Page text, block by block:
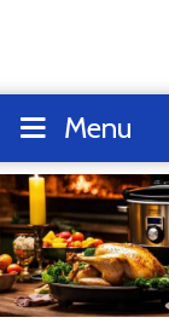
Menu